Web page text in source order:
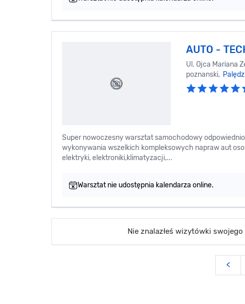
AUTO -
Ul. Ojca Mariana
poznanski,
Super nowoczesny warsztat samochodowy
wykonywania wszelkich kompleksowych napraw aut
elektryki, elektroniki,klimatyzacji,...
Warsztat nie udostępnia kalendarza online.
Nie znalazłeś wizytówki
<